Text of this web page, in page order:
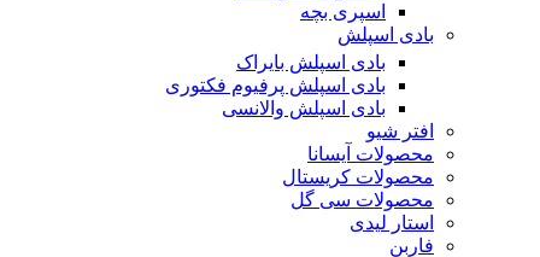
اسپری بچه
بادی اسپلش
بادی اسپلش بایراک
بادی اسپلش پرفیوم فکتوری
بادی اسپلش والانسی
افتر شیو
محصولات آیسانا
محصولات کریستال
محصولات سی گل
استار لیدی
فاربن